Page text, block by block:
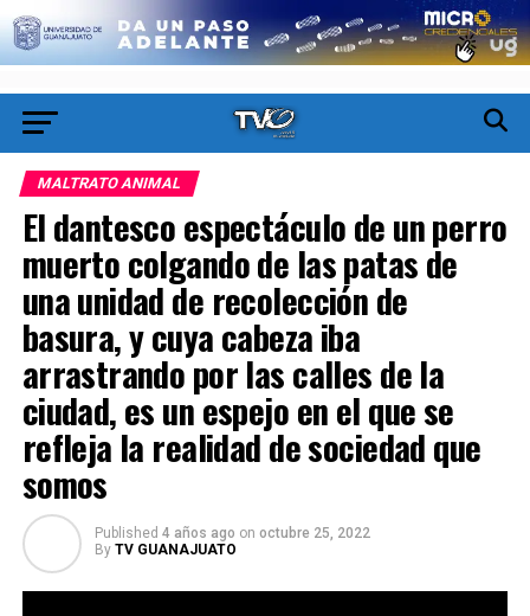
MALTRATO ANIMAL
El dantesco espectáculo de un perro
muerto colgando de las patas de
una unidad de recolección de
basura, y cuya cabeza iba
arrastrando por las calles de la
ciudad, es un espejo en el que se
refleja la realidad de sociedad que
somos
Published 4 años ago on octubre 25, 2022
By TV GUANAJUATO